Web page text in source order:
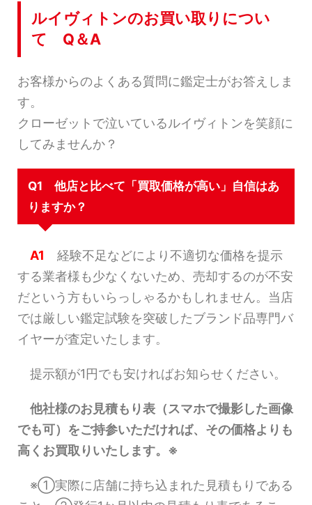
ルイヴィトンのお買い取りについ
て Q＆A
お客様からのよくある質問に鑑定士がお答えしま
す。
クローゼットで泣いているルイヴィトンを笑顔に
してみませんか？
Q1 他店と比べて「買取価格が高い」自信はあ
りますか？
A1 経験不足などにより不適切な価格を提示
する業者様も少なくないため、売却するのが不安
だという方もいらっしゃるかもしれません。当店
では厳しい鑑定試験を突破したブランド品専門バ
イヤーが査定いたします。
提示額が1円でも安ければお知らせください。
他社様のお見積もり表（スマホで撮影した画像
でも可）をご持参いただければ、その価格よりも
高くお買取りいたします。※
※①実際に店舗に持ち込まれた見積もりである